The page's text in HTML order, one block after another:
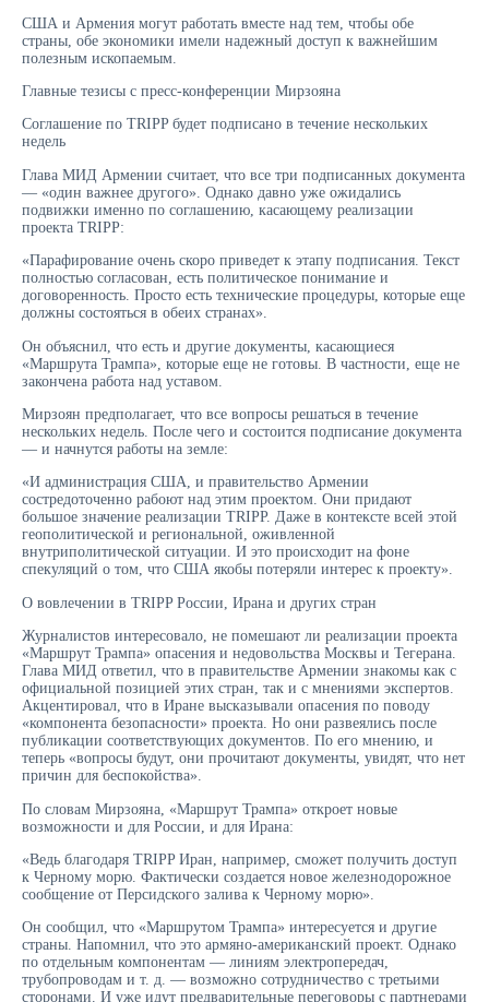
США и Армения могут работать вместе над тем, чтобы обе
страны, обе экономики имели надежный доступ к важнейшим
полезным ископаемым.
Главные тезисы с пресс-конференции Мирзояна
Cоглашение по TRIPP будет подписано в течение нескольких
недель
Глава МИД Армении считает, что все три подписанных документа
— «один важнее другого». Однако давно уже ожидались
подвижки именно по соглашению, касающему реализации
проекта TRIPP:
«Парафирование очень скоро приведет к этапу подписания. Текст
полностью согласован, есть политическое понимание и
договоренность. Просто есть технические процедуры, которые еще
должны состояться в обеих странах».
Он объяснил, что есть и другие документы, касающиеся
«Маршрута Трампа», которые еще не готовы. В частности, еще не
закончена работа над уставом.
Мирзоян предполагает, что все вопросы решаться в течение
нескольких недель. После чего и состоится подписание документа
— и начнутся работы на земле:
«И администрация США, и правительство Армении
состредоточенно рабоют над этим проектом. Они придают
большое значение реализации TRIPP. Даже в контексте всей этой
геополитической и региональной, оживленной
внутриполитической ситуации. И это происходит на фоне
спекуляций о том, что США якобы потеряли интерес к проекту».
О вовлечении в TRIPP России, Ирана и других стран
Журналистов интересовало, не помешают ли реализации проекта
«Маршрут Трампа» опасения и недовольства Москвы и Тегерана.
Глава МИД ответил, что в правительстве Армении знакомы как с
официальной позицией этих стран, так и с мнениями экспертов.
Акцентировал, что в Иране высказывали опасения по поводу
«компонента безопасности» проекта. Но они развеялись после
публикации соответствующих документов. По его мнению, и
теперь «вопросы будут, они прочитают документы, увидят, что нет
причин для беспокойства».
По словам Мирзояна, «Маршрут Трампа» откроет новые
возможности и для России, и для Ирана:
«Ведь благодаря TRIPP Иран, например, сможет получить доступ
к Черному морю. Фактически создается новое железнодорожное
сообщение от Персидского залива к Черному морю».
Он сообщил, что «Маршрутом Трампа» интересуется и другие
страны. Напомнил, что это армяно-американский проект. Однако
по отдельным компонентам — линиям электропередач,
трубопроводам и т. д. — возможно сотрудничество с третьими
сторонами. И уже идут предварительные переговоры с партнерами